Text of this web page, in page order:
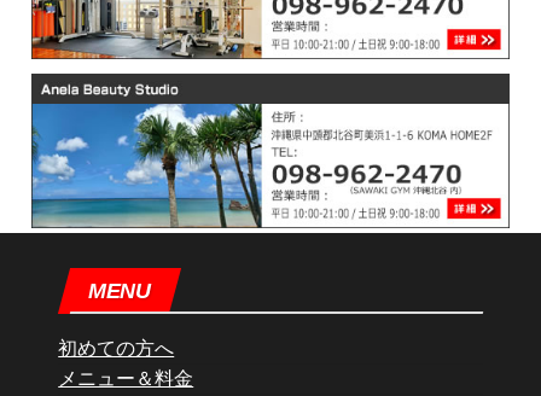
MENU
初めての方へ
メニュー＆料金